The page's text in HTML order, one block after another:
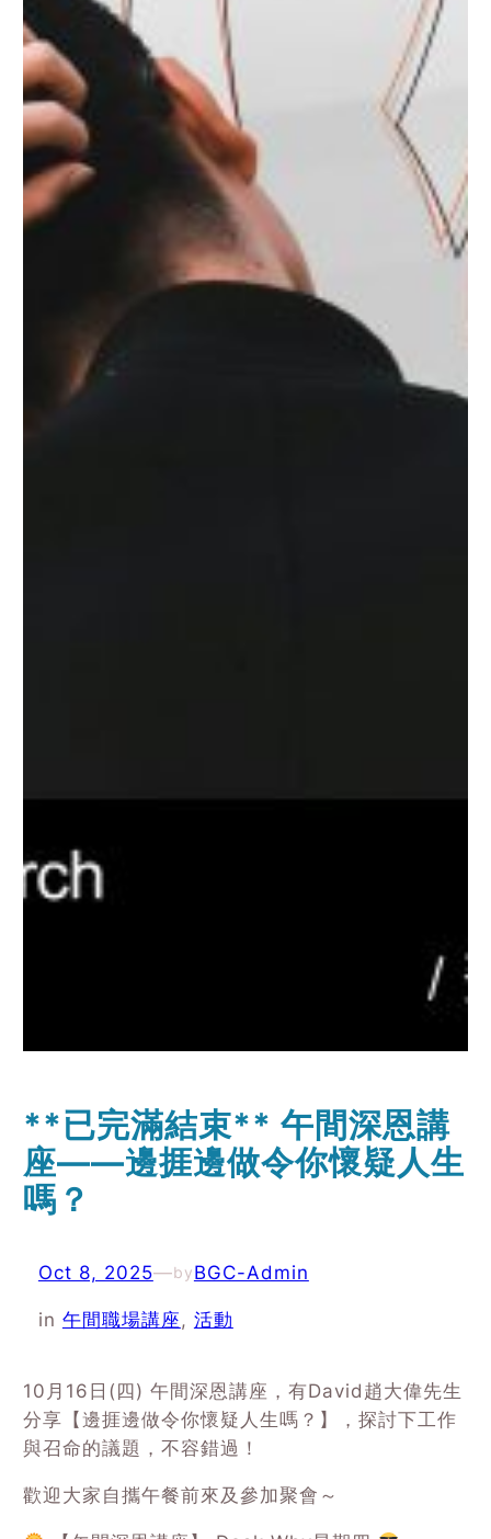
**已完滿結束** 午間深恩講
座——邊捱邊做令你懷疑人生
嗎？
Oct 8, 2025—byBGC-Admin
in 午間職場講座 , 活動
10月16日(四) 午間深恩講座，有David趙大偉先生
分享【​邊捱邊做令你懷疑人生嗎？】，探討下工作
與召命的議題，不容錯過！
歡迎大家自攜午餐前來及參加聚會～